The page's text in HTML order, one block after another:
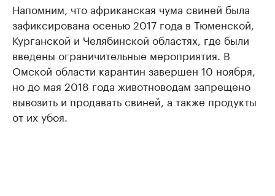
Напомним, что африканская чума свиней была
зафиксирована осенью 2017 года в Тюменской,
Курганской и Челябинской областях, где были
введены ограничительные мероприятия. В
Омской области карантин завершен 10 ноября,
но до мая 2018 года животноводам запрещено
вывозить и продавать свиней, а также продукты
от их убоя.